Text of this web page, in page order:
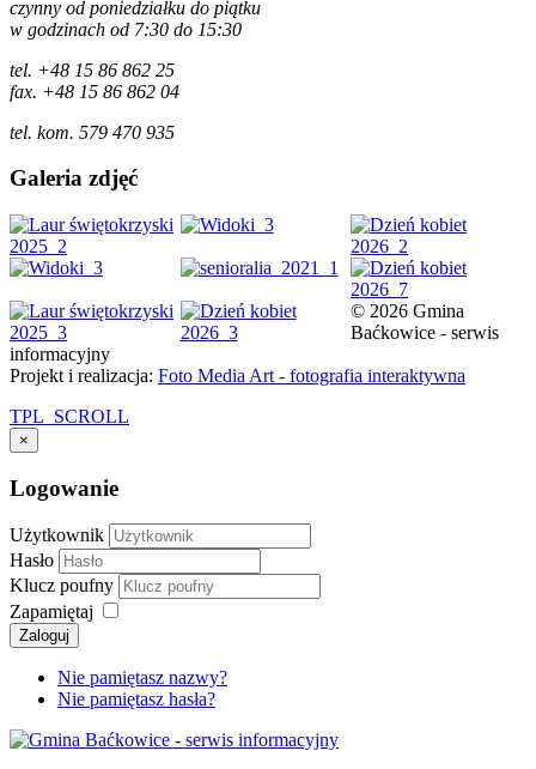
czynny od poniedziałku do piątku
w godzinach od 7:30 do 15:30
tel. +48 15 86 862 25
fax. +48 15 86 862 04
tel. kom. 579 470 935
Galeria zdjęć
© 2026 Gmina
Baćkowice - serwis
informacyjny
Projekt i realizacja: Foto Media Art - fotografia interaktywna
TPL_SCROLL
×
Logowanie
Użytkownik
Hasło
Klucz poufny
Zapamiętaj
Zaloguj
Nie pamiętasz nazwy?
Nie pamiętasz hasła?